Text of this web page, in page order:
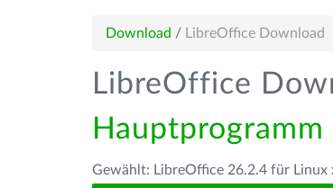
Download / LibreOffice Download
LibreOffice
Hauptprogramm
Gewählt: LibreOffice 26.2.4 für Linux